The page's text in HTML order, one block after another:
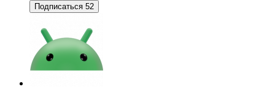
Подписаться 52